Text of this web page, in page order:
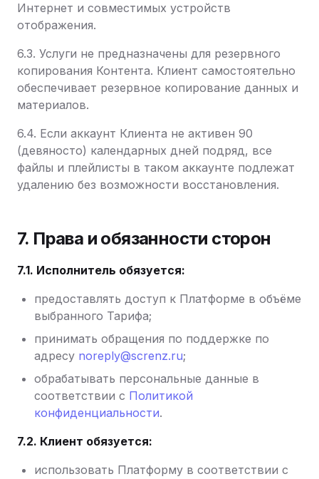
Интернет и совместимых устройств
отображения.
6.3. Услуги не предназначены для резервного
копирования Контента. Клиент самостоятельно
обеспечивает резервное копирование данных и
материалов.
6.4. Если аккаунт Клиента не активен 90
(девяносто) календарных дней подряд, все
файлы и плейлисты в таком аккаунте подлежат
удалению без возможности восстановления.
7. Права и обязанности сторон
7.1. Исполнитель обязуется:
предоставлять доступ к Платформе в объёме
выбранного Тарифа;
принимать обращения по поддержке по
адресу noreply@screnz.ru;
обрабатывать персональные данные в
соответствии с Политикой
конфиденциальности.
7.2. Клиент обязуется:
использовать Платформу в соответствии с